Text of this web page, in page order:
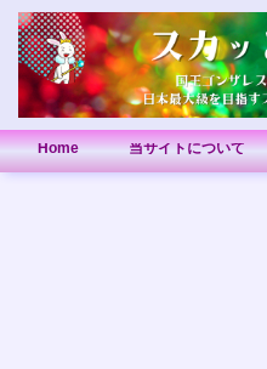
Home 当サイトについて